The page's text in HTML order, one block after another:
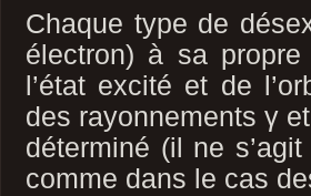
Chaque type de
électron) à sa
l’état excité et de
des rayonnements γ
déterminé (il ne
comme dans le cas